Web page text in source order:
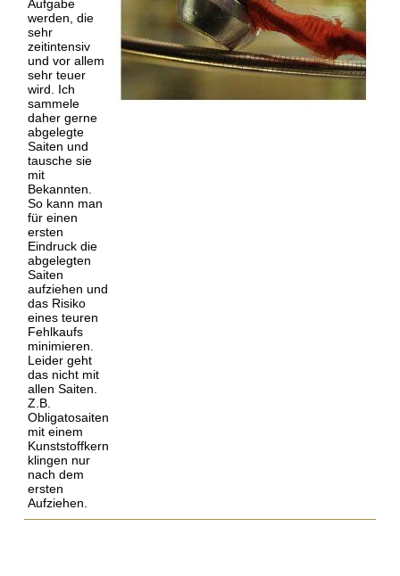
Aufgabe
werden, die
sehr
zeitintensiv
und vor allem
sehr teuer
wird. Ich
sammele
daher gerne
abgelegte
Saiten und
tausche sie
mit
Bekannten.
So kann man
für einen
ersten
Eindruck die
abgelegten
Saiten
aufziehen und
das Risiko
eines teuren
Fehlkaufs
minimieren.
Leider geht
das nicht mit
allen Saiten.
Z.B.
Obligatosaiten
mit einem
Kunststoffkern
klingen nur
nach dem
ersten
Aufziehen.